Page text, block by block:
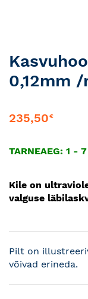
Skip
to
the
the
gallery
0,12mm
235,50€
TARNEAEG: 1 -
Kile on
valguse
Pilt on
võivad erineda.